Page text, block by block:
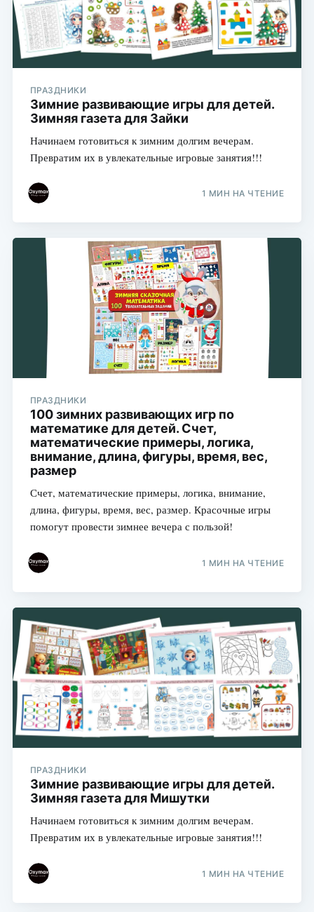
ПРАЗДНИКИ
Зимние развивающие игры для детей.
Зимняя газета для Зайки
Начинаем готовиться к зимним долгим вечерам.
Превратим их в увлекательные игровые занятия!!!
1 МИН НА ЧТЕНИЕ
ПРАЗДНИКИ
100 зимних развивающих игр по
математике для детей. Счет,
математические примеры, логика,
внимание, длина, фигуры, время, вес,
размер
Счет, математические примеры, логика, внимание,
длина, фигуры, время, вес, размер. Красочные игры
помогут провести зимнее вечера с пользой!
1 МИН НА ЧТЕНИЕ
ПРАЗДНИКИ
Зимние развивающие игры для детей.
Зимняя газета для Мишутки
Начинаем готовиться к зимним долгим вечерам.
Превратим их в увлекательные игровые занятия!!!
1 МИН НА ЧТЕНИЕ